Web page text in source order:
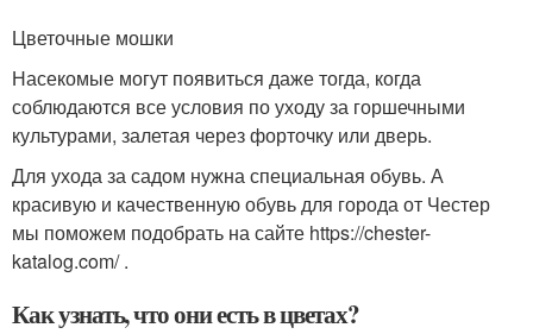
Цветочные мошки
Насекомые могут появиться даже тогда, когда
соблюдаются все условия по уходу за горшечными
культурами, залетая через форточку или дверь.
Для ухода за садом нужна специальная обувь. А
красивую и качественную обувь для города от Честер
мы поможем подобрать на сайте https://chester-
katalog.com/ .
Как узнать, что они есть в цветах?